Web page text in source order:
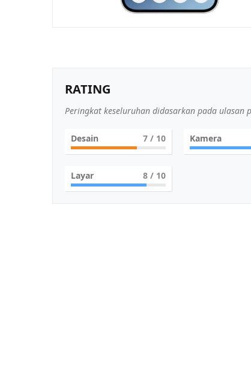
RATING
Peringkat keseluruhan didasarkan pada ulasan
Desain 7/ 10 Kamera
Layar 8/ 10